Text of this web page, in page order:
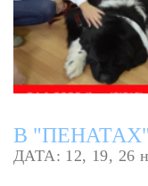
В
ДАТА: 12, 19, 26